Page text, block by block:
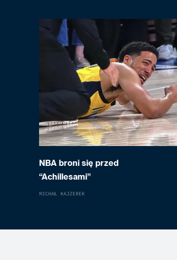
NBA broni się przed
“Achillesami”
MICHAŁ KAJZEREK